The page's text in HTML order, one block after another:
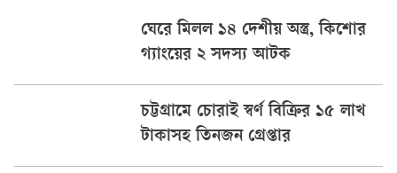
ঘেরে মিলল ১৪ দেশীয় অস্ত্র, কিশোর
গ্যাংয়ের ২ সদস্য আটক
চট্টগ্রামে চোরাই স্বর্ণ বিক্রির ১৫ লাখ
টাকাসহ তিনজন গ্রেপ্তার